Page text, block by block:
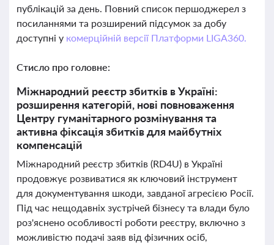
публікацій за день. Повний список першоджерел з
посиланнями та розширений підсумок за добу
доступні у комерційній версії Платформи LIGA360.
Стисло про головне:
Міжнародний реєстр збитків в Україні:
розширення категорій, нові повноваження
Центру гуманітарного розмінування та
активна фіксація збитків для майбутніх
компенсацій
Міжнародний реєстр збитків (RD4U) в Україні
продовжує розвиватися як ключовий інструмент
для документування шкоди, завданої агресією Росії.
Під час нещодавніх зустрічей бізнесу та влади було
роз'яснено особливості роботи реєстру, включно з
можливістю подачі заяв від фізичних осіб,